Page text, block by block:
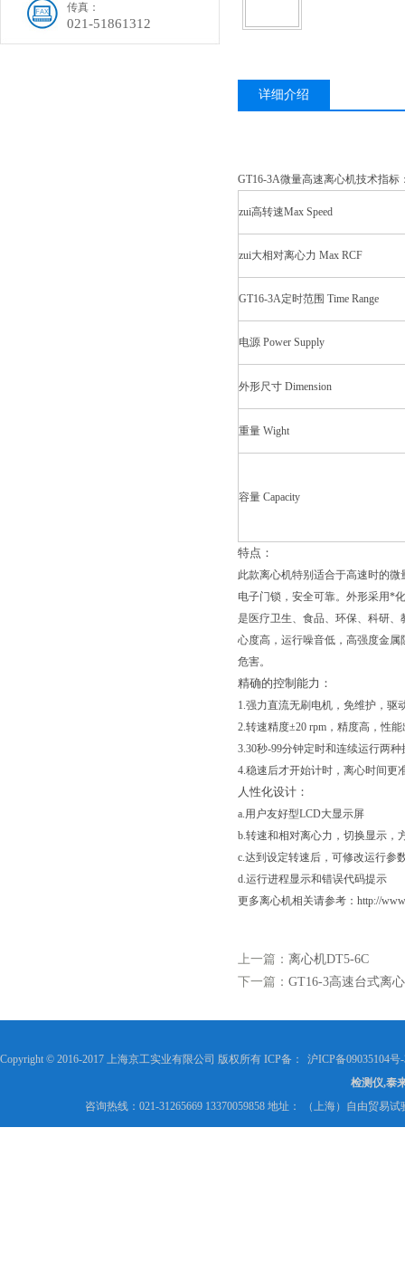
传真：
021-51861312
详细介绍
GT16-3A微量高速离心机技术指标
zui高转速Max Speed
zui大相对离心力 Max RCF
GT16-3A定时范围 Time Range
电源 Power Supply
外形尺寸 Dimension
重量 Wight
容量 Capacity
特点：
此款离心机特别适合于高速时的
电子门锁，安全可靠。外形采用*
是医疗卫生、食品、环保、科研
心度高，运行噪音低，高强度金
危害。
精确的控制能力：
1.强力直流无刷电机，免维护，驱
2.转速精度±20 rpm，精度高，性能
3.30秒-99分钟定时和连续运行两种
4.稳速后才开始计时，离心时间更
人性化设计：
a.用户友好型LCD大显示屏
b.转速和相对离心力，切换显示，
c.达到设定转速后，可修改运行参
d.运行进程显示和错误代码提示
更多离心机相关请参考：http://
上一篇： 离心机DT5-6C
下一篇： GT16-3高速台式离
Copyright © 2016-2017 上海京工实业有限公司 版权所有 ICP备：
沪ICP备09035104号
检测仪,泰
咨询热线：021-31265669 13370059858 地址： （上海）自由贸易